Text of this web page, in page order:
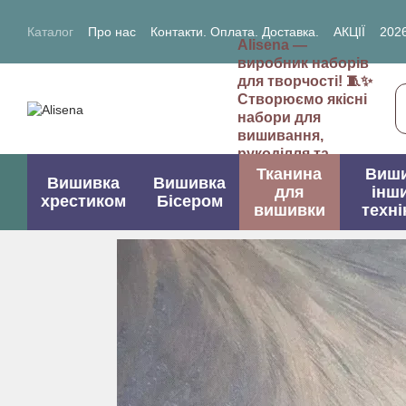
Каталог
Про нас Контакти. Оплата. Доставка. АКЦІЇ
Alisena —
виробник наборів
для творчості! 🧵✨
Створюємо якісні
набори для
вишивання,
рукоділля та
творчих проектів.
Вишивка
хрестиком
Вишивка
Бісером
Тканина
для
вишивки